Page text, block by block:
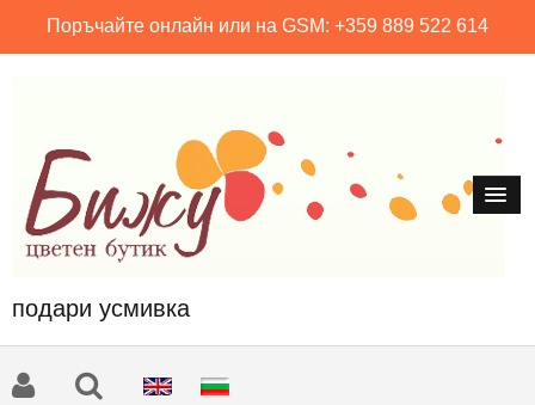
Поръчайте онлайн или на GSM: +359 889 522 614
подари усмивка